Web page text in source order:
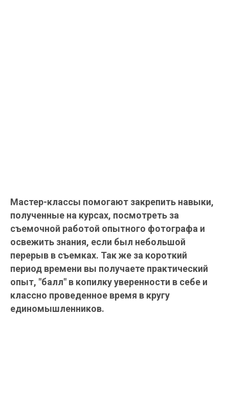
Мастер-классы помогают закрепить навыки,
полученные на курсах, посмотреть за
съемочной работой опытного фотографа и
освежить знания, если был небольшой
перерыв в съемках. Так же за короткий
период времени вы получаете практический
опыт, "балл" в копилку уверенности в себе и
классно проведенное время в кругу
единомышленников.